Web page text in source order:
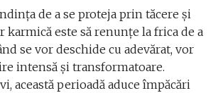
de a se proteja prin tăcere și
karmică este să renunțe la frica de a
se vor deschide cu adevărat, vor
intensă și transformatoare.
această perioadă aduce împăcări